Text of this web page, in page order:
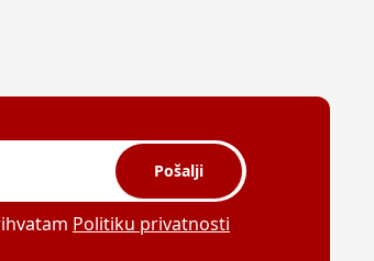
Pošalji
Politiku privatnosti